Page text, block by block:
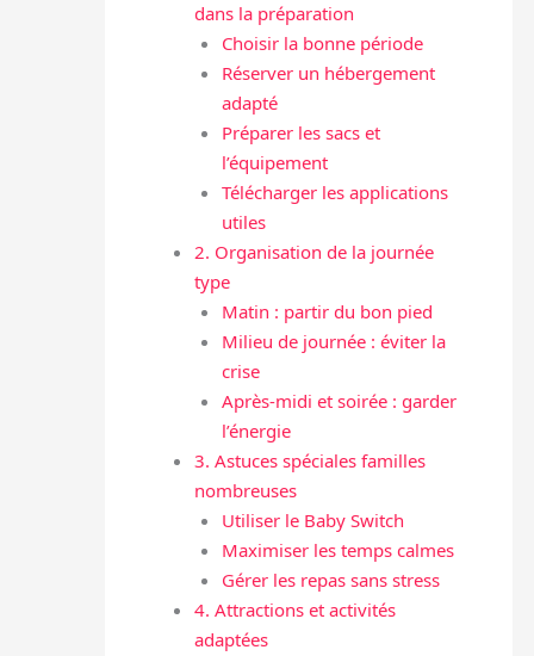
dans la préparation
Choisir la bonne période
Réserver un hébergement
adapté
Préparer les sacs et
l’équipement
Télécharger les applications
utiles
2. Organisation de la journée
type
Matin : partir du bon pied
Milieu de journée : éviter la
crise
Après-midi et soirée : garder
l’énergie
3. Astuces spéciales familles
nombreuses
Utiliser le Baby Switch
Maximiser les temps calmes
Gérer les repas sans stress
4. Attractions et activités
adaptées